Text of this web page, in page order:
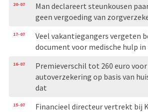
20-07
Man declareert steunkousen
geen vergoeding van
17-07
Veel vakantiegangers vergeten
document voor medische hulp
16-07
Premieverschil tot 260 euro
autoverzekering op basis van
dat
15-07 Financieel directeur vertrekt bij